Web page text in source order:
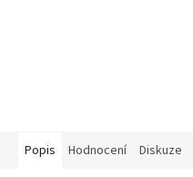
Popis Hodnocení Diskuze